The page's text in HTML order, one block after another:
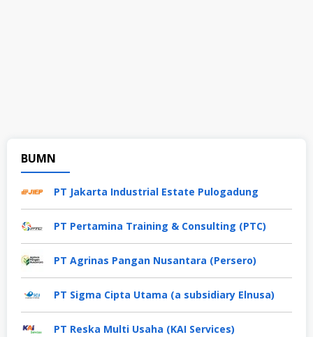
BUMN
PT Jakarta Industrial Estate Pulogadung
PT Pertamina Training & Consulting (PTC)
PT Agrinas Pangan Nusantara (Persero)
PT Sigma Cipta Utama (a subsidiary Elnusa)
PT Reska Multi Usaha (KAI Services)